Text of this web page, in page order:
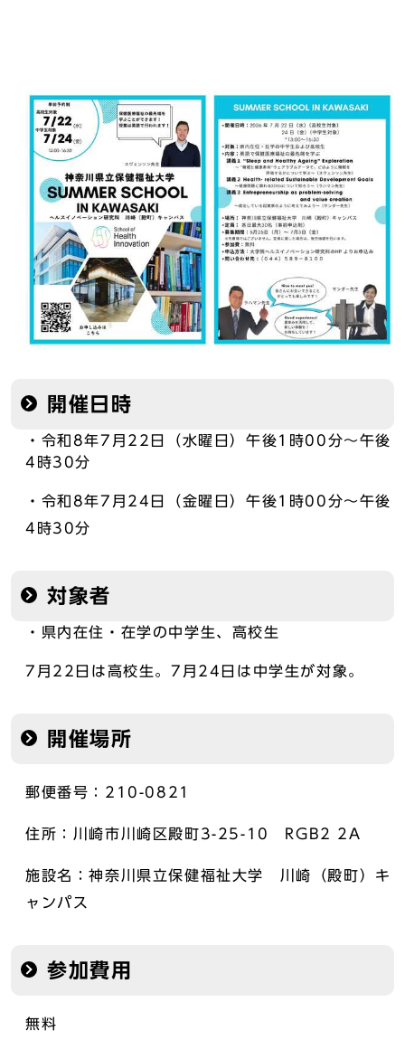
開催日時
・令和8年7月22日（水曜日）午後1時00分～午後
4時30分
・令和8年7月24日（金曜日）午後1時00分～午後
4時30分
対象者
・県内在住・在学の中学生、高校生
7月22日は高校生。7月24日は中学生が対象。
開催場所
郵便番号：210-0821
住所：川崎市川崎区殿町3-25-10 RGB2 2A
施設名：神奈川県立保健福祉大学 川崎（殿町）キ
ャンパス
参加費用
無料